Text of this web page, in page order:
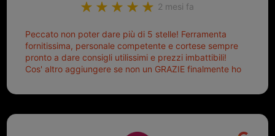
2 mesi fa
Peccato non poter dare più di 5 stelle! Ferramenta
fornitissima, personale competente e cortese sempre
pronto a dare consigli utilissimi e prezzi imbattibili!
Cos' altro aggiungere se non un GRAZIE finalmente ho
mio riferimento. Ah dimenticavo...da loro sono riuscita
Top top top!!!